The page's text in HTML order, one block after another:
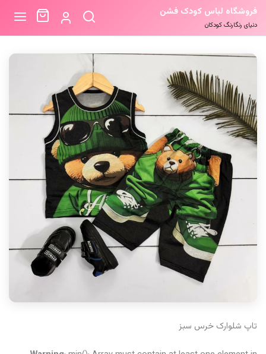
فروشگاه لباس کودک فشن
دنیای رنگارنگ کودکان
تاپ شلوارک خرس سبز